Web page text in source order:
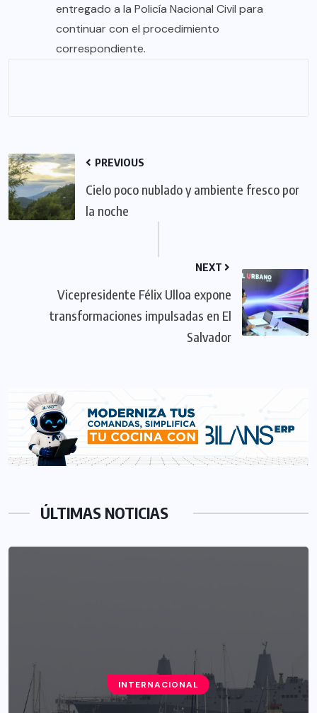
entregado a la Policía Nacional Civil para
continuar con el procedimiento
correspondiente.
PREVIOUS
Cielo poco nublado y ambiente fresco por
la noche
NEXT
Vicepresidente Félix Ulloa expone
transformaciones impulsadas en El
Salvador
ÚLTIMAS NOTICIAS
INTERNACIONAL